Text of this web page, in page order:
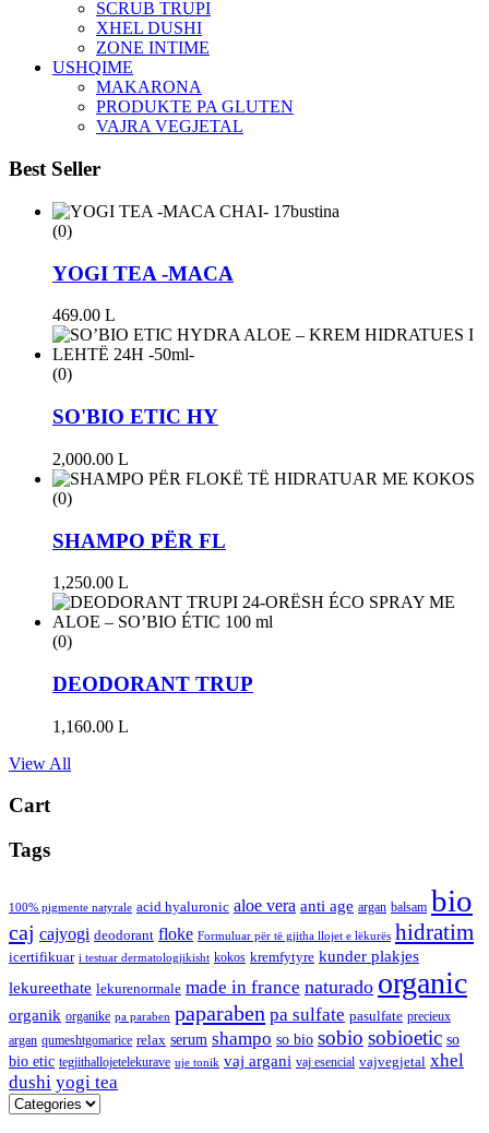
SCRUB TRUPI
XHEL DUSHI
ZONE INTIME
USHQIME
MAKARONA
PRODUKTE PA GLUTEN
VAJRA VEGJETAL
Best Seller
(0)
YOGI TEA -MACA
469.00 L
(0)
SO'BIO ETIC HY
2,000.00 L
(0)
SHAMPO PËR FL
1,250.00 L
(0)
DEODORANT TRUP
1,160.00 L
View All
Cart
Tags
100% pigmente natyrale acid hyaluronic aloe vera anti age argan balsam bio
caj cajyogi deodorant floke Formuluar për të gjitha llojet e lëkurës hidratim
icertifikuar i testuar dermatologjikisht kokos kremfytyre kunder plakjes
lekureethate lekurenormale made in france naturado organic
organik organike pa paraben paparaben pa sulfate pasulfate precieux
argan qumeshtgomarice relax serum shampo so bio sobio sobioetic so
bio etic tegjithallojetelekurave uje tonik vaj argani vaj esencial vajvegjetal xhel
dushi yogi tea